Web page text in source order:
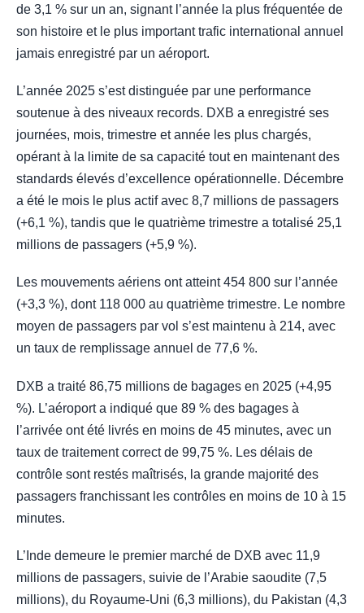
de 3,1 % sur un an, signant l’année la plus fréquentée de
son histoire et le plus important trafic international annuel
jamais enregistré par un aéroport.
L’année 2025 s’est distinguée par une performance
soutenue à des niveaux records. DXB a enregistré ses
journées, mois, trimestre et année les plus chargés,
opérant à la limite de sa capacité tout en maintenant des
standards élevés d’excellence opérationnelle. Décembre
a été le mois le plus actif avec 8,7 millions de passagers
(+6,1 %), tandis que le quatrième trimestre a totalisé 25,1
millions de passagers (+5,9 %).
Les mouvements aériens ont atteint 454 800 sur l’année
(+3,3 %), dont 118 000 au quatrième trimestre. Le nombre
moyen de passagers par vol s’est maintenu à 214, avec
un taux de remplissage annuel de 77,6 %.
DXB a traité 86,75 millions de bagages en 2025 (+4,95
%). L’aéroport a indiqué que 89 % des bagages à
l’arrivée ont été livrés en moins de 45 minutes, avec un
taux de traitement correct de 99,75 %. Les délais de
contrôle sont restés maîtrisés, la grande majorité des
passagers franchissant les contrôles en moins de 10 à 15
minutes.
L’Inde demeure le premier marché de DXB avec 11,9
millions de passagers, suivie de l’Arabie saoudite (7,5
millions), du Royaume-Uni (6,3 millions), du Pakistan (4,3